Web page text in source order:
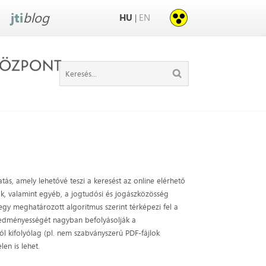
jtiblog HU | EN
amely lehetővé teszi a keresést az online elérhető
valamint egyéb, a jogtudósi és jogászközösség
meghatározott algoritmus szerint térképezi fel a
nagyban befolyásolják a
kifolyólag (pl. nem szabványszerű PDF-fájlok
is lehet.